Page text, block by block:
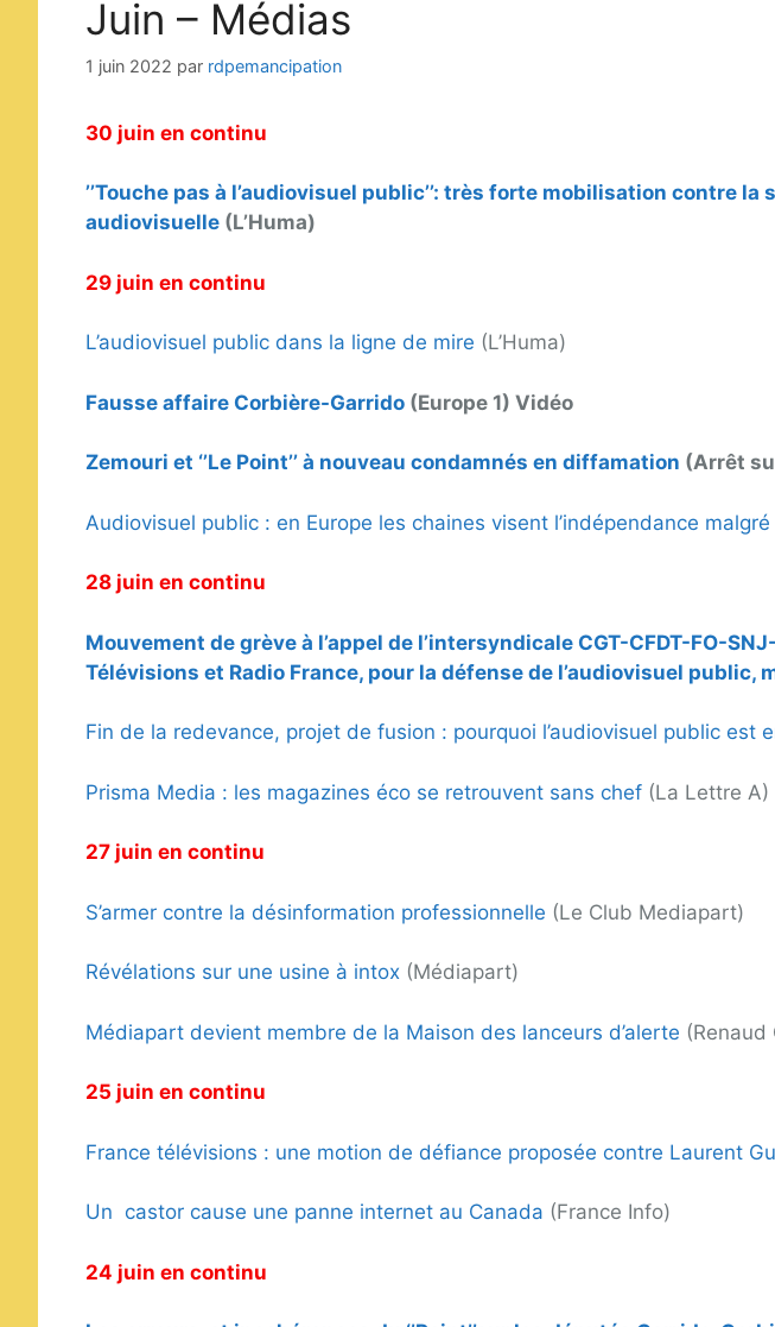
Juin – Médias
1 juin 2022 par rdpemancipation
30 juin en continu
’’Touche pas à l’audiovisuel public’’: très forte mobilisation contre
audiovisuelle (L’Huma)
29 juin en continu
L’audiovisuel public dans la ligne de mire (L’Huma)
Fausse affaire Corbière-Garrido (Europe 1) Vidéo
Zemouri et ‘’Le Point’’ à nouveau condamnés en diffamation (Arrêt
Audiovisuel public : en Europe les chaines visent l’indépendance
28 juin en continu
Mouvement de grève à l’appel de l’intersyndicale CGT-CFDT-FO-
Télévisions et Radio France, pour la défense de l’audiovisuel public,
Fin de la redevance, projet de fusion : pourquoi l’audiovisuel public est
Prisma Media : les magazines éco se retrouvent sans chef (La Lettre A)
27 juin en continu
S’armer contre la désinformation professionnelle (Le Club Mediapart)
Révélations sur une usine à intox (Médiapart)
Médiapart devient membre de la Maison des lanceurs d’alerte (Renaud
25 juin en continu
France télévisions : une motion de défiance proposée contre Laurent
Un castor cause une panne internet au Canada (France Info)
24 juin en continu